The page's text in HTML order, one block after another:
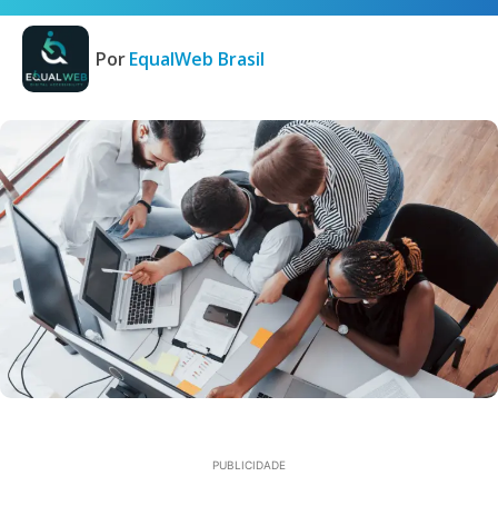
PorEqualWeb Brasil
PUBLICIDADE